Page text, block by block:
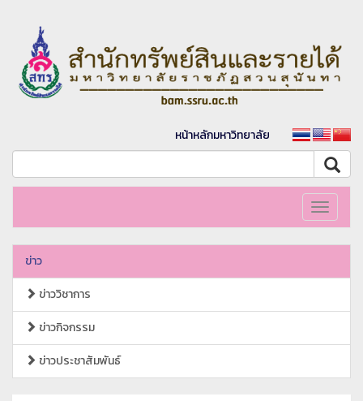
หน้าหลักมหาวิทยาลัย
Toggle
ข่าว
ข่าววิชาการ
ข่าวกิจกรรม
ข่าวประชาสัมพันธ์